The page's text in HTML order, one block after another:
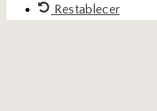
Restablecer